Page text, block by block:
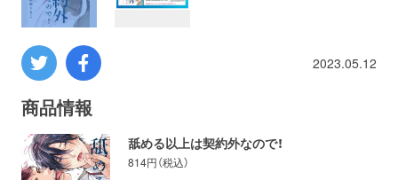
2023.05.12
商品情報
舐める以上は契約外なので！
814円（税込）
ミリタリー
その他
イベント 特典